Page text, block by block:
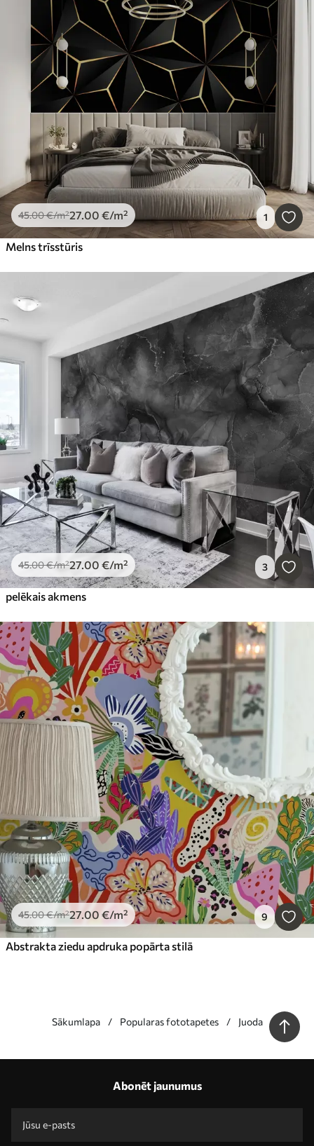
45.00€/m²27.00 €/m² 1
Melns trīsstūris
45.00€/m²27.00 €/m² 3
pelēkais akmens
45.00€/m²27.00 €/m² 9
Abstrakta ziedu apdruka popārta stilā
Sākumlapa Popularas fototapetes Juoda
Ražošana pēc individuāliem izmēriem
Akcijas kodi ar atlaidēm pasūtījumiem!
Abonēt jaunumus